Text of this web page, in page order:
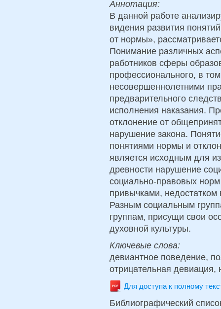
Аннотация:
В данной работе
видения развития
от нормы»,
Понимание различных
работников сферы
профессионального, в
несовершеннолетними
предварительного
исполнения наказания.
отклонение от
нарушение закона.
понятиями нормы и
является исходным для
древности нарушение
социально-правовых
привычками,
Разным социальным
группам, присущи свои
духовной культуры.
Ключевые слова:
девиантное поведение,
отрицательная
Для доступа к полному
Библиографический